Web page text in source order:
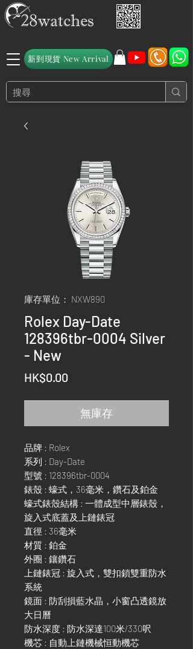
新到現貨 New Arrival
庫存單位： NXW890
Rolex Day-Date
128396tbr-0004 Silver
- New
HK$0.00
無庫存
品牌 : Rolex
系列 : Day-Date
型號 : 128396tbr-0004
錶殼 : 蠔式，36毫米，鑽石及鉑金
蠔式錶殼結構 : 一體成型中層錶殼，
旋入式底蓋及上鏈錶冠
直徑 : 36毫米
材質 : 鉑金
外圈 : 鑲鑽石
上鏈錶冠 : 旋入式，雙扣鎖雙重防水
系統
鏡面 : 防刮損藍水晶，小窗凸透鏡放
大日曆
防水深度 : 防水深達100米/330呎
機芯 : 自動上鏈機械恒動機芯